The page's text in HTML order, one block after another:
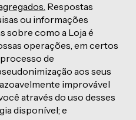
Respostas
ou informações
sobre como a Loja é
operações, em certos
de
aos seus
improvável
através do uso desses
disponível; e